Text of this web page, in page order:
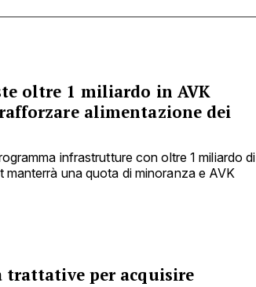
oltre 1 miliardo in AVK
alimentazione dei
infrastrutture con oltre 1 miliardo di
manterrà una quota di minoranza e AVK
trattative per acquisire